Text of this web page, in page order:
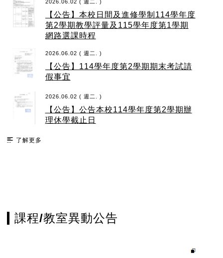
2026.06.02 ( 週二. )
【公告】本校日間及進修學制114學年度
第2學期教學評量及115學年度第1學期
網路選課時程
2026.06.02 ( 週二. )
【公告】114學年度第2學期期末考試請
假事宜
2026.06.02 ( 週二. )
【公告】公告本校114學年度第2學期辦
理休學截止日
了解更多
課程/教室異動公告